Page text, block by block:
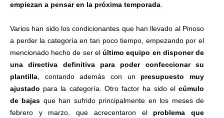
empiezan a pensar en la próxima temporada
Varios han sido los condicionantes que han llevado al Pinoso
a perder la categoría en tan poco tiempo, empezando por el
mencionado hecho de ser elúltimo equipo en disponer de
una directiva definitiva para poder confeccionar su
plantilla , contando además con un presupuesto muy
ajustado para la categoría. Otro factor ha sido el cúmulo
de bajas que han sufrido principalmente en los meses de
febrero y marzo, que acrecentaron el problema que